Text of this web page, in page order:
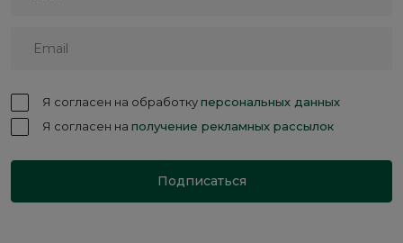
Я согласен на обработкуперсональных данных
Я согласен на получение рекламных рассылок
Подписаться